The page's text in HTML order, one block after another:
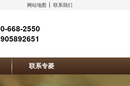
网站地图 联系我们
668-2550
联系专菱